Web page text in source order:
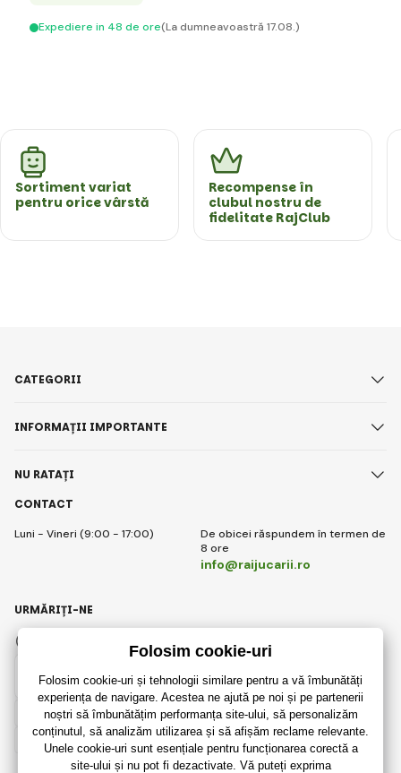
Expediere in 48 de ore(La dumneavoastră 17.08.)
Sortiment variat
pentru orice vârstă
Recompense în
clubul nostru de
fidelitate RajClub
CONTACT
Luni - Vineri (9:00 - 17:00)
De obicei răspundem în termen de
8 ore
info@raijucarii.ro
CATEGORII
INFORMAȚII IMPORTANTE
NU RATAȚI
Romanian
URMĂRIȚI-NE
Instagram